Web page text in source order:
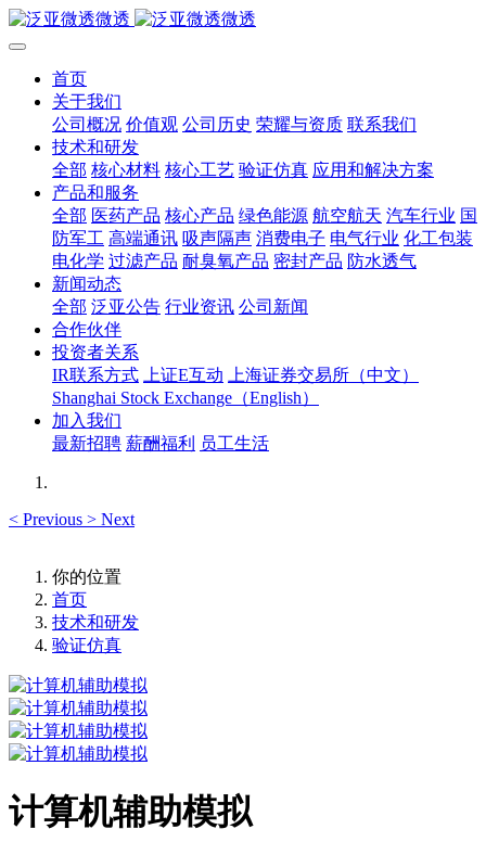
首页
关于我们
公司概况 价值观 公司历史 荣耀与资质 联系我们
技术和研发
全部 核心材料 核心工艺 验证仿真 应用和解决方案
产品和服务
全部 医药产品 核心产品 绿色能源 航空航天 汽车行业 国
防军工 高端通讯 吸声隔声 消费电子 电气行业 化工包装
电化学 过滤产品 耐臭氧产品 密封产品 防水透气
新闻动态
全部 泛亚公告 行业资讯 公司新闻
合作伙伴
投资者关系
IR联系方式
上证E互动
上海证券交易所（中文）
Shanghai Stock Exchange（English）
加入我们
最新招聘 薪酬福利 员工生活
< Previous > Next
你的位置
首页
技术和研发
验证仿真
计算机辅助模拟